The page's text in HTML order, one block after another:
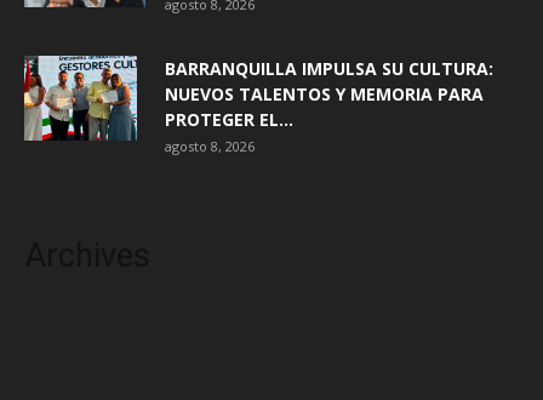
agosto 8, 2026
BARRANQUILLA IMPULSA SU CULTURA:
NUEVOS TALENTOS Y MEMORIA PARA
PROTEGER EL...
agosto 8, 2026